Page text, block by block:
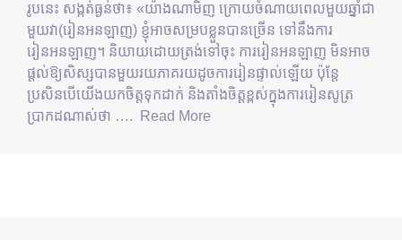
រូបនេះ សង្កត់ធ្ងន់ថា៖ «យ៉ាងណាមិញ ក្រោយចំណាយពេលមួយឆ្នាំជា
មួយវា(រៀនអនឡាញ) ខ្ញុំអាចសម្របខ្លួនបានច្រើន ទៅនឹងការ
រៀនអនឡាញ។ និយាយដោយត្រង់ទៅចុះ ការរៀនអនឡាញ មិនអាច
ផ្ដល់ឱ្យសិស្សបានមួយរយភាគរយដូចការរៀនផ្ទាល់ឡើយ ប៉ុន្តែ
ប្រសិនបើយើងយកចិត្តទុកដាក់ និងតាំងចិត្តខ្ពស់ក្នុងការរៀនសូត្រ
ប្រាកដណាស់ថា ….
Read More